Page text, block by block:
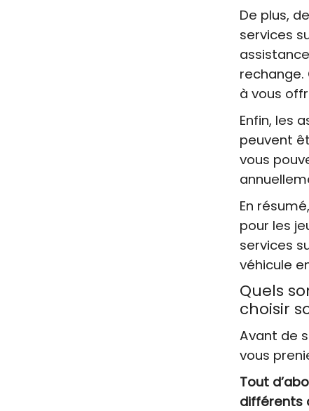
De plus,
services
à vous
Enfin, les
peuvent
vous
En
pour les
services
véhicule
Quels
choisir
Avant de
vous
Tout
différents